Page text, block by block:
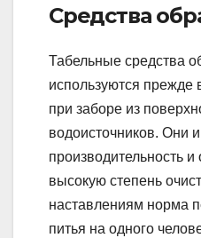
Средства
Табельные средства
используются прежде
при заборе из
водоисточников. Они
производительность
высокую степень
наставлениям норма
питья на одного